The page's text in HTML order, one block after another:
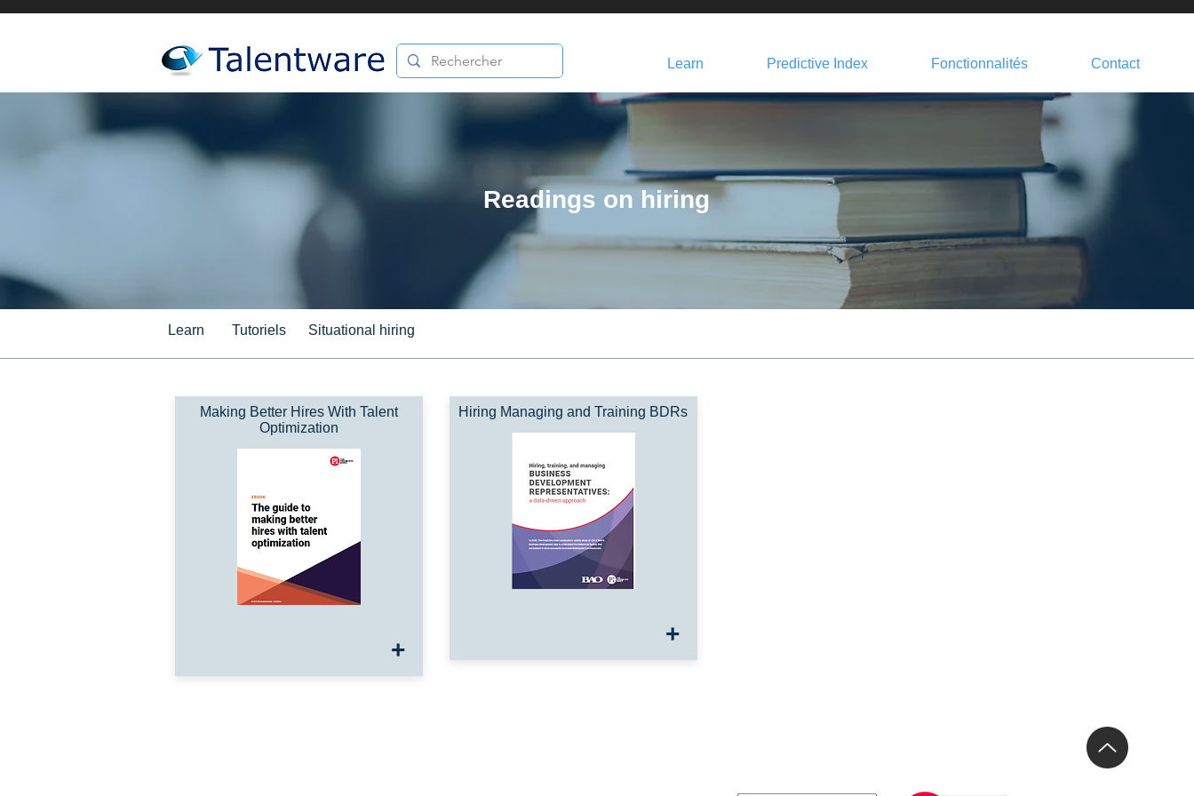
Learn Predictive Index Fonctionnalités Contact
Readings on hiring
Learn Tutoriels Situational hiring
Making Better Hires With Talent
Optimization
+
Hiring Managing and Training BDRs
+